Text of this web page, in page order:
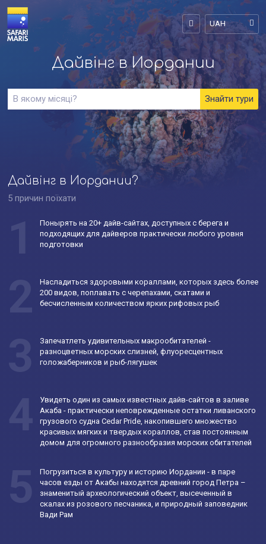
UAH
Дайвінг в Иордании
Дайвінг в Иордании?
5 причин поїхати
Понырять на 20+ дайв-сайтах, доступных с берега и
подходящих для дайверов практически любого уровня
подготовки
Насладиться здоровыми кораллами, которых здесь более
200 видов, поплавать с черепахами, скатами и
бесчисленным количеством ярких рифовых рыб
Запечатлеть удивительных макрообитателей -
разноцветных морских слизней, флуоресцентных
голожаберников и рыб-лягушек
Увидеть один из самых известных дайв-сайтов в заливе
Акаба - практически неповрежденные остатки ливанского
грузового судна Cedar Pride, накопившего множество
красивых мягких и твердых кораллов, став постоянным
домом для огромного разнообразия морских обитателей
Погрузиться в культуру и историю Иордании - в паре
часов езды от Акабы находятся древний город Петра –
знаменитый археологический объект, высеченный в
скалах из розового песчаника, и природный заповедник
Вади Рам